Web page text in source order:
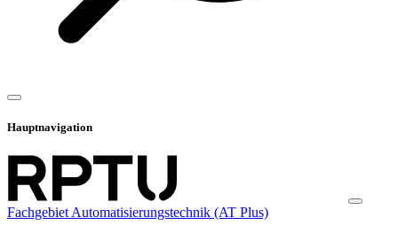
Hauptnavigation
Fachgebiet Automatisierungstechnik (AT Plus)